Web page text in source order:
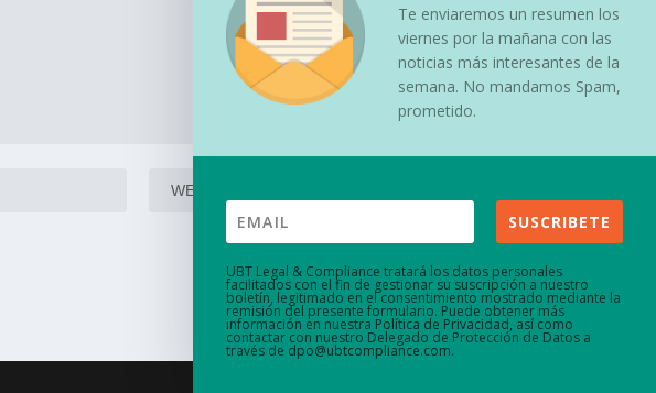
Te enviaremos un resumen los
viernes por la mañana con las
noticias más interesantes de la
semana. No mandamos Spam,
prometido.
SUSCRIBETE
UBT Legal & Compliance tratará los datos personales
facilitados con el fin de gestionar su suscripción a nuestro
boletín, legitimado en el consentimiento mostrado mediante la
remisión del presente formulario. Puede obtener más
información en nuestra Política de Privacidad, así como
contactar con nuestro Delegado de Protección de Datos a
través de dpo@ubtcompliance.com.